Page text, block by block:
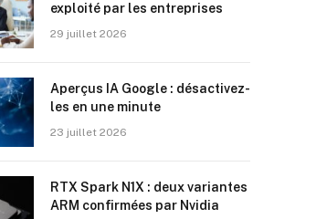
exploité par les entreprises
29 juillet 2026
Aperçus IA Google : désactivez-
les en une minute
23 juillet 2026
RTX Spark N1X : deux variantes
ARM confirmées par Nvidia